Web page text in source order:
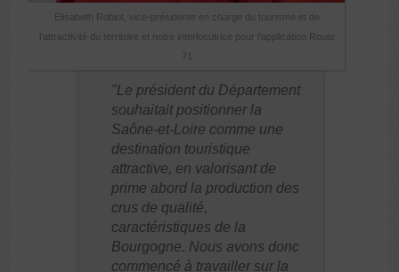
Élisabeth Roblot, vice-présidente en charge du tourisme et de
l’attractivité du territoire et notre interlocutrice pour l’application Route
71
Le président du Département
souhaitait positionner la
Saône-et-Loire comme une
destination touristique
attractive, en valorisant de
prime abord la production des
crus de qualité,
caractéristiques de la
Bourgogne. Nous avons donc
commencé à travailler sur la